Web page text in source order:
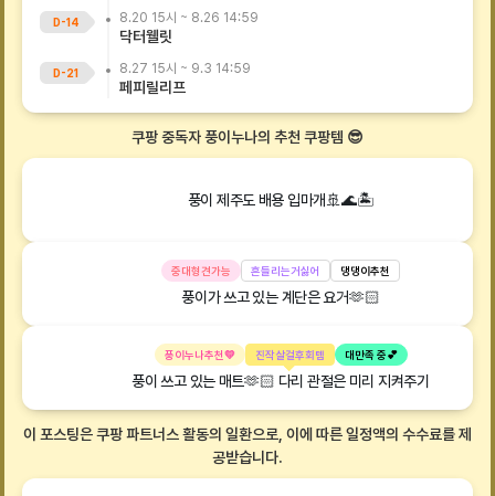
D-14 8.20 15시 ~ 8.26 14:59
닥터웰릿
D-21 8.27 15시 ~ 9.3 14:59
페피릴리프
쿠팡 중독자 풍이누나의 추천 쿠팡템 😎
풍이 제주도 배용 입마개🚢🌊🏝️
중대형견가능 흔들리는거싫어 댕댕이추천
풍이가 쓰고 있는 계단은 요거🫶🏻
풍이누나추천💛 진작살걸후회템 대만족 중💕
풍이 쓰고 있는 매트🫶🏻 다리 관절은 미리 지켜주기
이 포스팅은 쿠팡 파트너스 활동의 일환으로, 이에 따른 일정액의 수수료를 제
공받습니다.